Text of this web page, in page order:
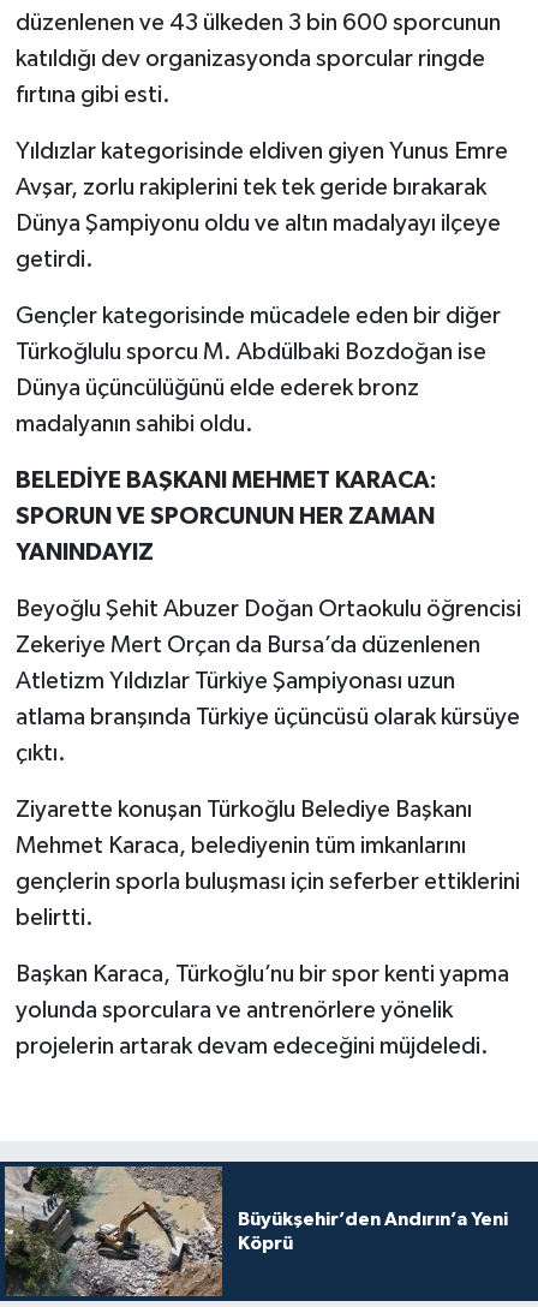
düzenlenen ve 43 ülkeden 3 bin 600 sporcunun
katıldığı dev organizasyonda sporcular ringde
fırtına gibi esti.
Yıldızlar kategorisinde eldiven giyen Yunus Emre
Avşar, zorlu rakiplerini tek tek geride bırakarak
Dünya Şampiyonu oldu ve altın madalyayı ilçeye
getirdi.
Gençler kategorisinde mücadele eden bir diğer
Türkoğlulu sporcu M. Abdülbaki Bozdoğan ise
Dünya üçüncülüğünü elde ederek bronz
madalyanın sahibi oldu.
BELEDİYE BAŞKANI MEHMET KARACA:
SPORUN VE SPORCUNUN HER ZAMAN
YANINDAYIZ
Beyoğlu Şehit Abuzer Doğan Ortaokulu öğrencisi
Zekeriye Mert Orçan da Bursa’da düzenlenen
Atletizm Yıldızlar Türkiye Şampiyonası uzun
atlama branşında Türkiye üçüncüsü olarak kürsüye
çıktı.
Ziyarette konuşan Türkoğlu Belediye Başkanı
Mehmet Karaca, belediyenin tüm imkanlarını
gençlerin sporla buluşması için seferber ettiklerini
belirtti.
Başkan Karaca, Türkoğlu’nu bir spor kenti yapma
yolunda sporculara ve antrenörlere yönelik
projelerin artarak devam edeceğini müjdeledi.
Büyükşehir’den Andırın’a Yeni
Köprü